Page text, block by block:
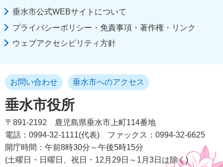
垂水市公式WEBサイトについて
プライバシーポリシー・免責事項・著作権・リンク
ウェブアクセシビリティ方針
垂水市役所
お問い合わせ 垂水市へのアクセス
〒891-2192
鹿児島県垂水市上町114番地
電話：0994-32-1111(代表)
ファックス：0994-32-6625
開庁時間：午前8時30分～午後5時15分
(土曜日・日曜日、祝日・12月29日～1月3日は除く)